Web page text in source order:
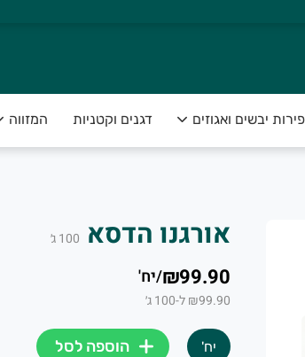
תוצרת טרייה, בריאה ונקייה, עד הבית.
פירות יבשים ואגוזים דגנים וקטניות המזווה
אורגנו הדסא 100ג׳
₪99.90
/יח'
₪99.90 ל-100 ג׳
יח' הוספה לסל